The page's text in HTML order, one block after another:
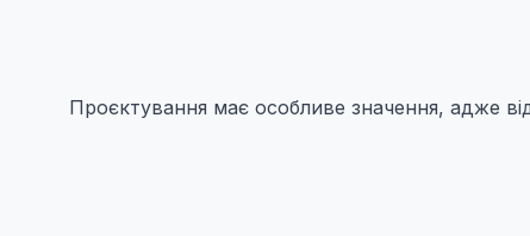
Проєктування має особливе значення, адже